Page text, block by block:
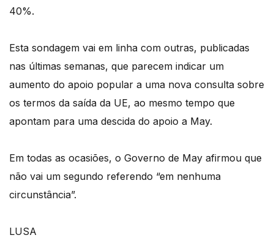
40%.
Esta sondagem vai em linha com outras, publicadas
nas últimas semanas, que parecem indicar um
aumento do apoio popular a uma nova consulta sobre
os termos da saída da UE, ao mesmo tempo que
apontam para uma descida do apoio a May.
Em todas as ocasiões, o Governo de May afirmou que
não vai um segundo referendo “em nenhuma
circunstância”.
LUSA